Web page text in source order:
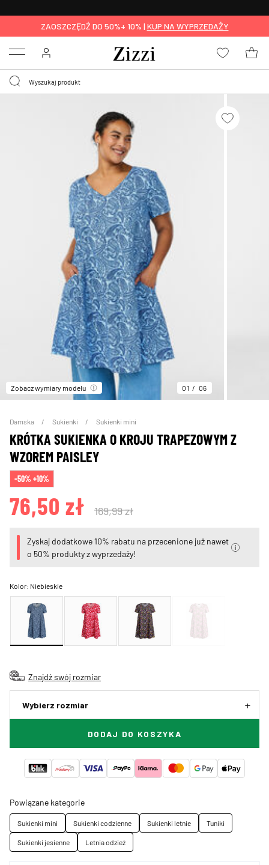
ZAOSZCZĘDŹ DO 50%+ 10% | KUP NA WYPRZEDAŻY
Menu
Zobacz wymiary modelu 01 06
Damska Sukienki Sukienki mini
KRÓTKA SUKIENKA O KROJU TRAPEZOWYM Z
WZOREM PAISLEY
-50% +10%
76,50 zł 169,99 zł
Zyskaj dodatkowe 10% rabatu na przecenione już nawet
o 50% produkty z wyprzedaży!
Kolor: Niebieskie
Znajdź swój rozmiar
Wybierz rozmiar
DODAJ DO KOSZYKA
Powiązane kategorie
Sukienki mini Sukienki codzienne Sukienki letnie
Tuniki
Sukienki jesienne
Letnia odzież